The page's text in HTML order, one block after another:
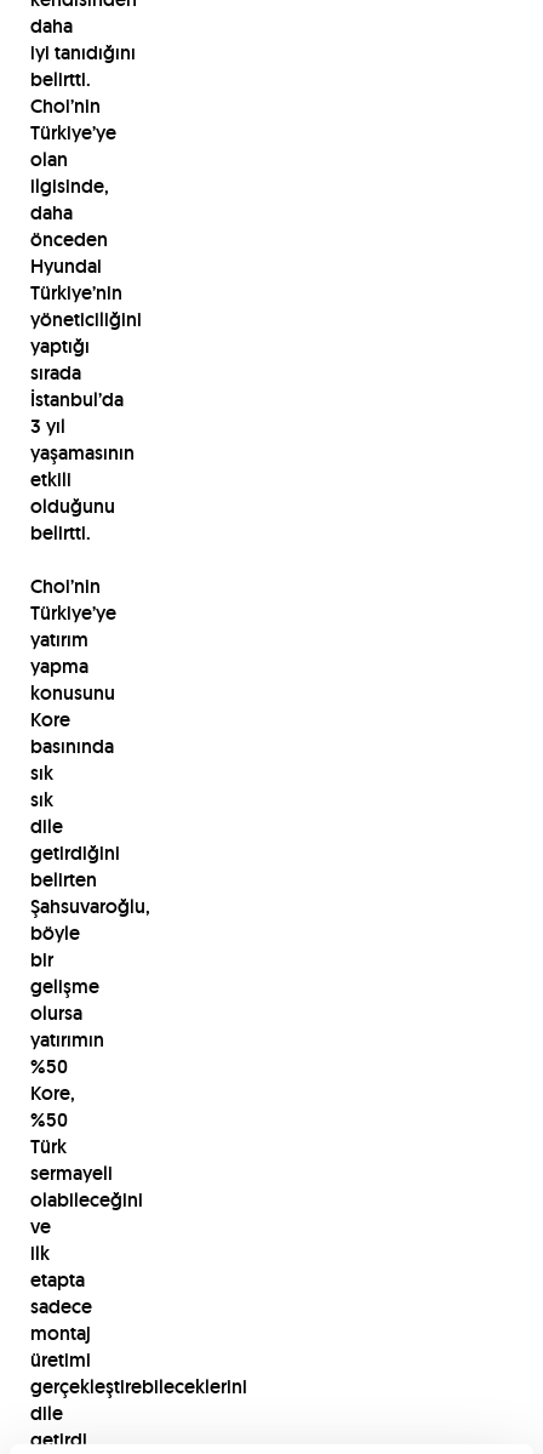
daha
iyi tanıdığını
belirtti.
Choi’nin
Türkiye’ye
olan
ilgisinde,
daha
önceden
Hyundai
Türkiye’nin
yöneticiliğini
yaptığı
sırada
İstanbul’da
3 yıl
yaşamasının
etkili
olduğunu
belirtti.
Choi’nin
Türkiye’ye
yatırım
yapma
konusunu
Kore
basınında
sık
sık
dile
getirdiğini
belirten
Şahsuvaroğlu,
böyle
bir
gelişme
olursa
yatırımın
%50
Kore,
%50
Türk
sermayeli
olabileceğini
ve
ilk
etapta
sadece
montaj
üretimi
gerçekleştirebileceklerini
dile
getirdi.